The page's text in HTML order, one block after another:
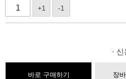
+1 -1
·
바로 구매하기 장